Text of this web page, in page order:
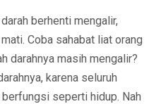
berhenti mengalir,
Coba sahabat liat orang
darahnya masih mengalir?
karena seluruh
seperti hidup. Nah